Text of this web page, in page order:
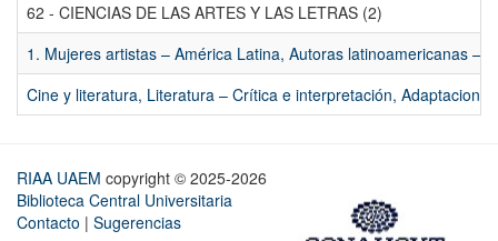
62 - CIENCIAS DE LAS ARTES Y LAS LETRAS (2)
1. Mujeres artistas – América Latina, Autoras latinoamericanas –
Cine y literatura, Literatura – Crítica e interpretación,
RIAA UAEM copyright © 2025-2026
Biblioteca Central Universitaria
Contacto | Sugerencias